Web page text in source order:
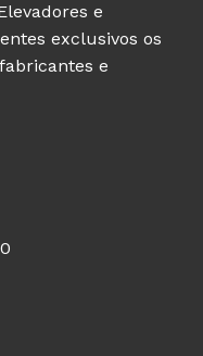
e
exclusivos os
e